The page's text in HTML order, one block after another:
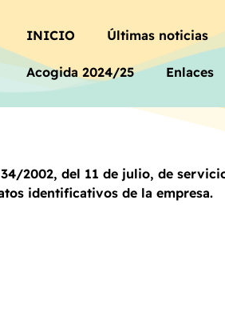
INICIO Últimas noticias
Acogida 2024/25 Enlaces
2002, del 11 de julio, de
identificativos de la empresa.